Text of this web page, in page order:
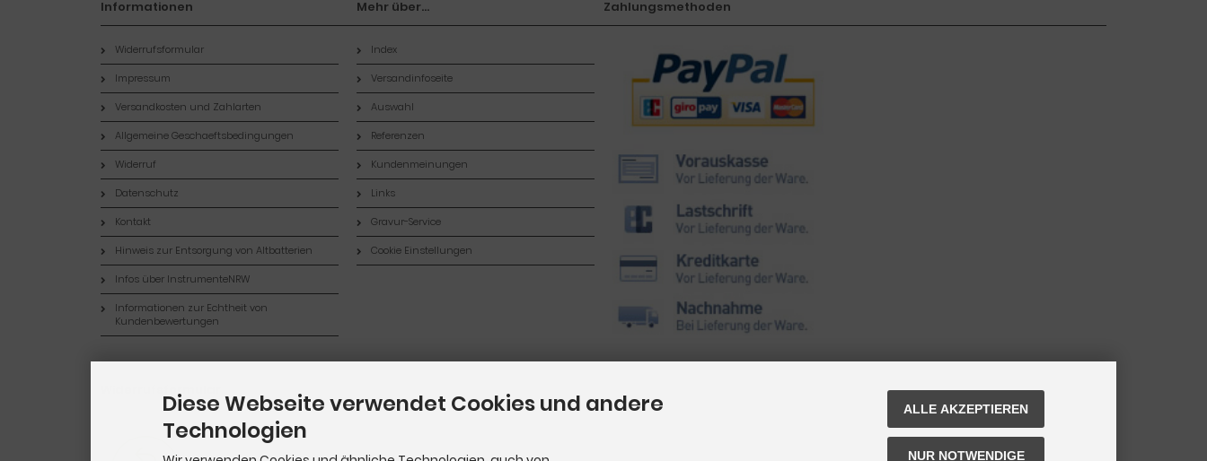
Informationen
Widerrufsformular
Impressum
Versandkosten und Zahlarten
Allgemeine Geschaeftsbedingungen
Widerruf
Datenschutz
Kontakt
Hinweis zur Entsorgung von Altbatterien
Infos über InstrumenteNRW
Informationen zur Echtheit von
Kundenbewertungen
Mehr über...
Index
Versandinfoseite
Auswahl
Referenzen
Kundenmeinungen
Links
Gravur-Service
Cookie Einstellungen
Zahlungsmethoden
WiderrufsformularDiese Webseite verwendet Cookies und andere
Technologien
ALLE AKZEPTIEREN
NUR NOTWENDIGE